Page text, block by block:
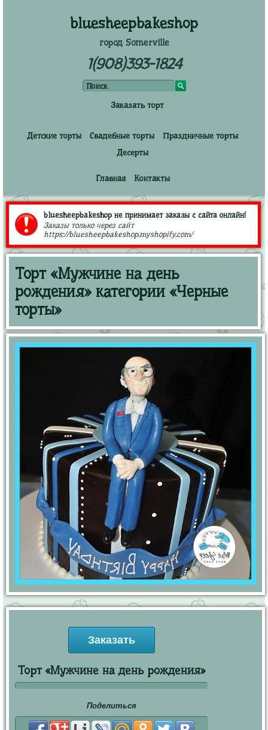
bluesheepbakeshop
город Somerville
1(908)393-1824
Заказать торт
Детские торты Свадебные торты
Праздничные торты
Десерты
Главная Контакты
bluesheepbakeshop не принимает заказы с сайта онлайн!
Заказы только через сайт
https://bluesheepbakeshop.myshopify.com/
Торт «Мужчине на день
рождения» категории «Черные
торты»
Заказать
Торт «Мужчине на день рождения»
Поделиться